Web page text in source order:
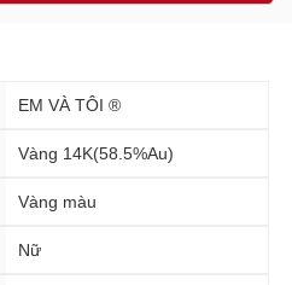
EM VÀ TÔI ®
Vàng 14K(58.5%Au)
Vàng màu
Nữ